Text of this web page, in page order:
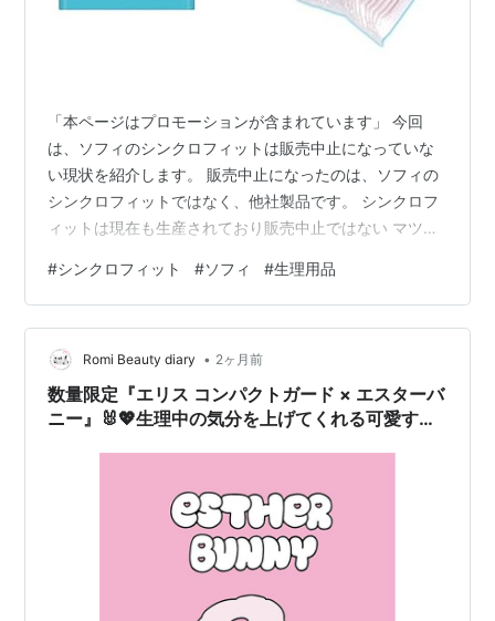
「本ページはプロモーションが含まれています」 今回
は、ソフィのシンクロフィットは販売中止になっていな
い現状を紹介します。 販売中止になったのは、ソフィの
シンクロフィットではなく、他社製品です。 シンクロフ
ィットは現在も生産されており販売中止ではない マツモ
確実に手に入れるならAmazonや楽天市場などの通販が便
利 ソフィ Sofy 【ナプキンにプラスする新習慣! 】 シン
クロフィット 多い日の昼用 96コ入【吸収力をプラスオ
ン】【トイレに流せて便利】【まとめ買いパック】 ソフ
ィ Amazon ■ソフィ「シンクロフィット」は販売中止？
現在の状況…
#シンクロフィット #ソフィ #生理用品
Romi Beauty diary • 2ヶ月前
数量限定『エリス コンパクトガード × エスターバ
ニー』🐰💖生理中の気分を上げてくれる可愛すぎ